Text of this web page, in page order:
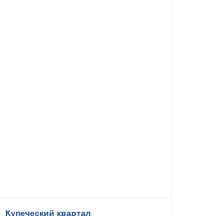
Купеческий квартал